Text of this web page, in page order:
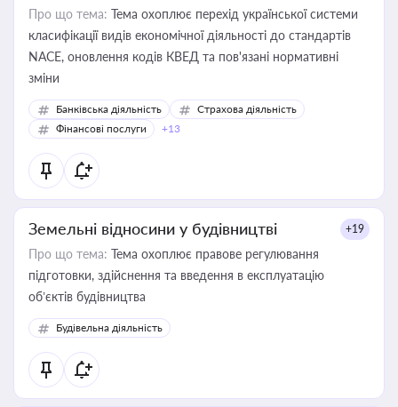
Про що тема: Тема охоплює перехід української системи
класифікації видів економічної діяльності до стандартів
NACE, оновлення кодів КВЕД та пов'язані нормативні
зміни
Банківська діяльність
Страхова діяльність
Фінансові послуги
+13
Земельні відносини у будівництві +19
Про що тема: Тема охоплює правове регулювання
підготовки, здійснення та введення в експлуатацію
об’єктів будівництва
Будівельна діяльність